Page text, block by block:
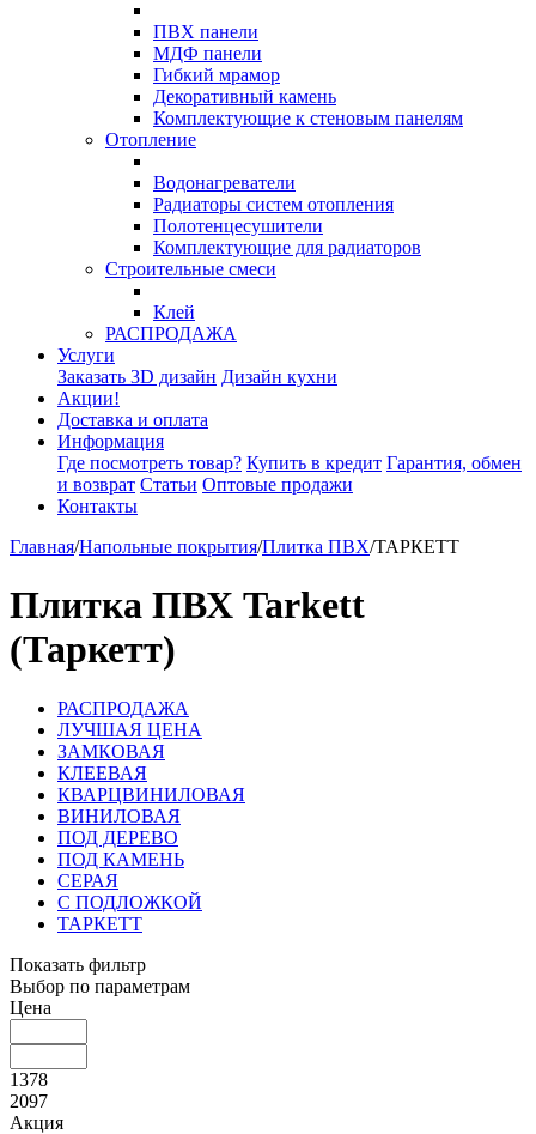
ПВХ панели
МДФ панели
Гибкий мрамор
Декоративный камень
Комплектующие к стеновым панелям
Отопление
Водонагреватели
Радиаторы систем отопления
Полотенцесушители
Комплектующие для радиаторов
Строительные смеси
Клей
РАСПРОДАЖА
Услуги
Заказать 3D дизайн Дизайн кухни
Акции!
Доставка и оплата
Информация
Где посмотреть товар? Купить в кредит Гарантия, обмен
и возврат Статьи Оптовые продажи
Контакты
Главная/Напольные покрытия/Плитка ПВХ/ТАРКЕТТ
Плитка ПВХ Tarkett
(Таркетт)
РАСПРОДАЖА
ЛУЧШАЯ ЦЕНА
ЗАМКОВАЯ
КЛЕЕВАЯ
КВАРЦВИНИЛОВАЯ
ВИНИЛОВАЯ
ПОД ДЕРЕВО
ПОД КАМЕНЬ
СЕРАЯ
С ПОДЛОЖКОЙ
ТАРКЕТТ
Показать фильтр
Выбор по параметрам
Цена
1378
2097
Акция